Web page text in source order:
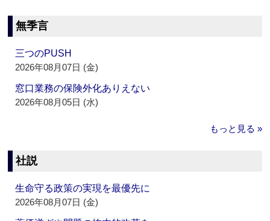
無季言
三つのPUSH
2026年08月07日 (金)
窓口業務の保険外化ありえない
2026年08月05日 (水)
もっと見る »
社説
生命守る政策の実現を最優先に
2026年08月07日 (金)